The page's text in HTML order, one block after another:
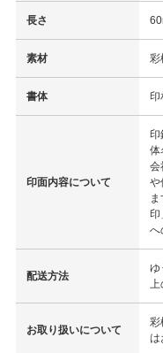
長さ
素材 彩
書体 印
印面内容について
印
体
会
や
印
へ
配送方法
上
お取り扱いについて
彩
は